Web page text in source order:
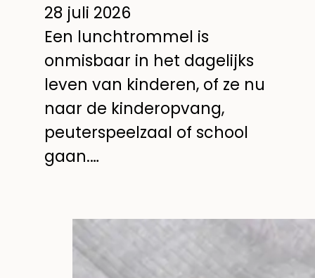
28 juli 2026
Een lunchtrommel is
onmisbaar in het dagelijks
leven van kinderen, of ze nu
naar de kinderopvang,
peuterspeelzaal of school
gaan.…